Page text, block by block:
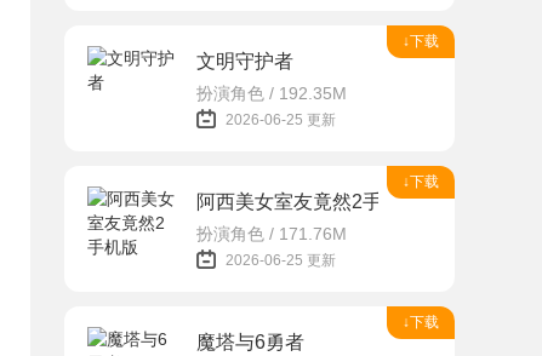
↓下载
文明守护者
扮演角色 / 192.35M
2026-06-25 更新
↓下载
阿西美女室友竟然2手机版
扮演角色 / 171.76M
2026-06-25 更新
↓下载
魔塔与6勇者